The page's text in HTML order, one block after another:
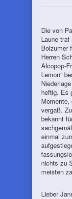
Die von
Laune
Bolzumer
Herren
Alcopop-
Lemon“
heftig. Es
Momente,
vergaß.
bekannt
einmal
nichts zu
meisten
Lieber